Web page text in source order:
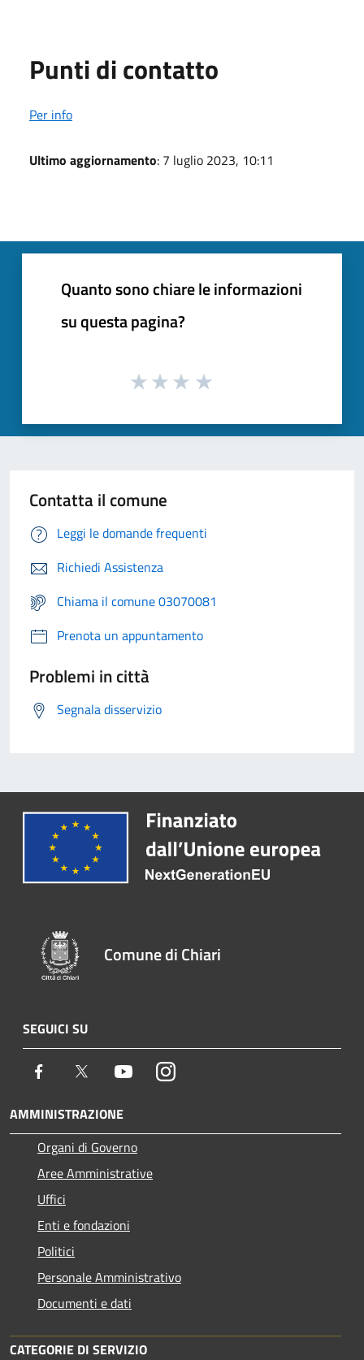
Punti di contatto
Per info
Ultimo aggiornamento: 7 luglio 2023, 10:11
Quanto sono chiare le informazioni
su questa pagina?
Contatta il comune
Leggi le domande frequenti
Richiedi Assistenza
Chiama il comune 03070081
Prenota un appuntamento
Problemi in città
Segnala disservizio
Comune di Chiari
SEGUICI SU
Facebook Twitter YoutubeInstagram
AMMINISTRAZIONE
Organi di Governo
Aree Amministrative
Uffici
Enti e fondazioni
Politici
Personale Amministrativo
Documenti e dati
CATEGORIE DI SERVIZIO